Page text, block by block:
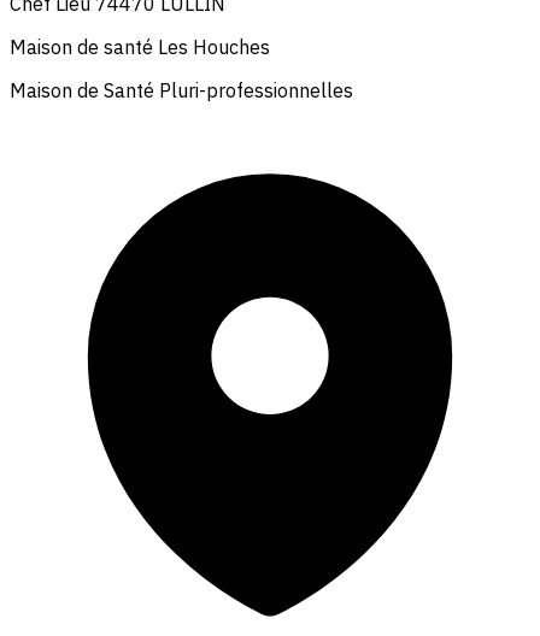
Maison de santé Les Houches
Maison de Santé Pluri-professionnelles